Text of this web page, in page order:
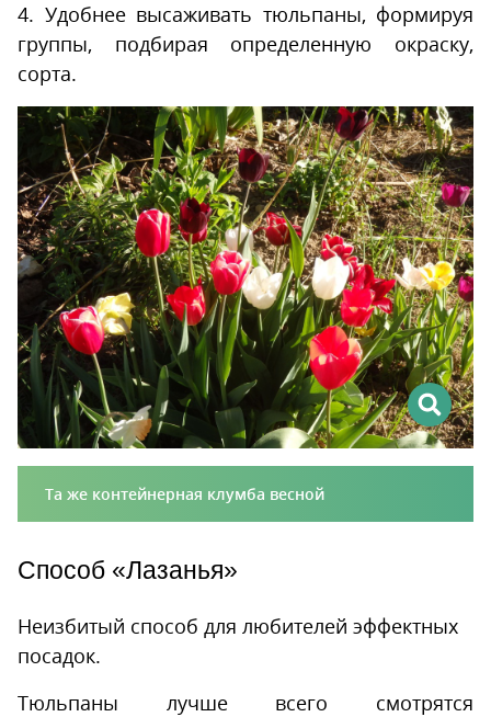
4. Удобнее высаживать тюльпаны, формируя
группы, подбирая определенную окраску,
сорта.
Та же контейнерная клумба весной
Способ «Лазанья»
Неизбитый способ для любителей эффектных
посадок.
Тюльпаны лучше всего смотрятся